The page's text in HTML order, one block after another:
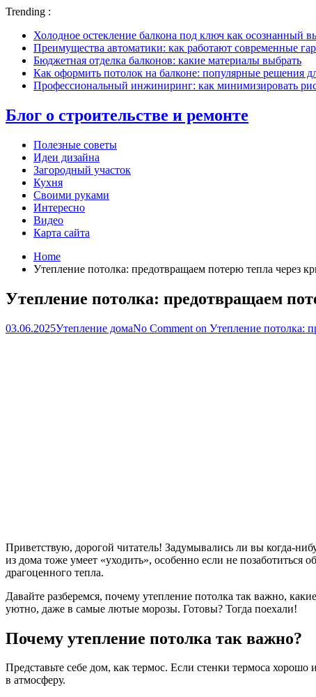
Trending :
Холодное остекление балкона под ключ как осознанный
Преимущества автоматики: как работают современные
Бюджетная отделка балконов: какие материалы выбрать
Как оформить потолок на балконе: популярные решения
Профессиональный инжиниринг: как минимизировать
Блог о строительстве и ремонте
Полезные советы
Идеи дизайна
Загородный участок
Кухня
Своими руками
Интересно
Видео
Карта сайта
Home
Утепление потолка: предотвращаем потерю тепла через
Утепление потолка: предотвращаем
03.06.2025Утепление домаNo Comment on Утепление потолка:
Приветствую, дорогой читатель! Задумывались ли вы когда-
из дома тоже умеет «уходить», особенно если не позаботиться
драгоценного тепла.
Давайте разберемся, почему утепление потолка так важно,
уютно, даже в самые лютые морозы. Готовы? Тогда поехали!
Почему утепление потолка так важно?
Представьте себе дом, как термос. Если стенки термоса
в атмосферу.